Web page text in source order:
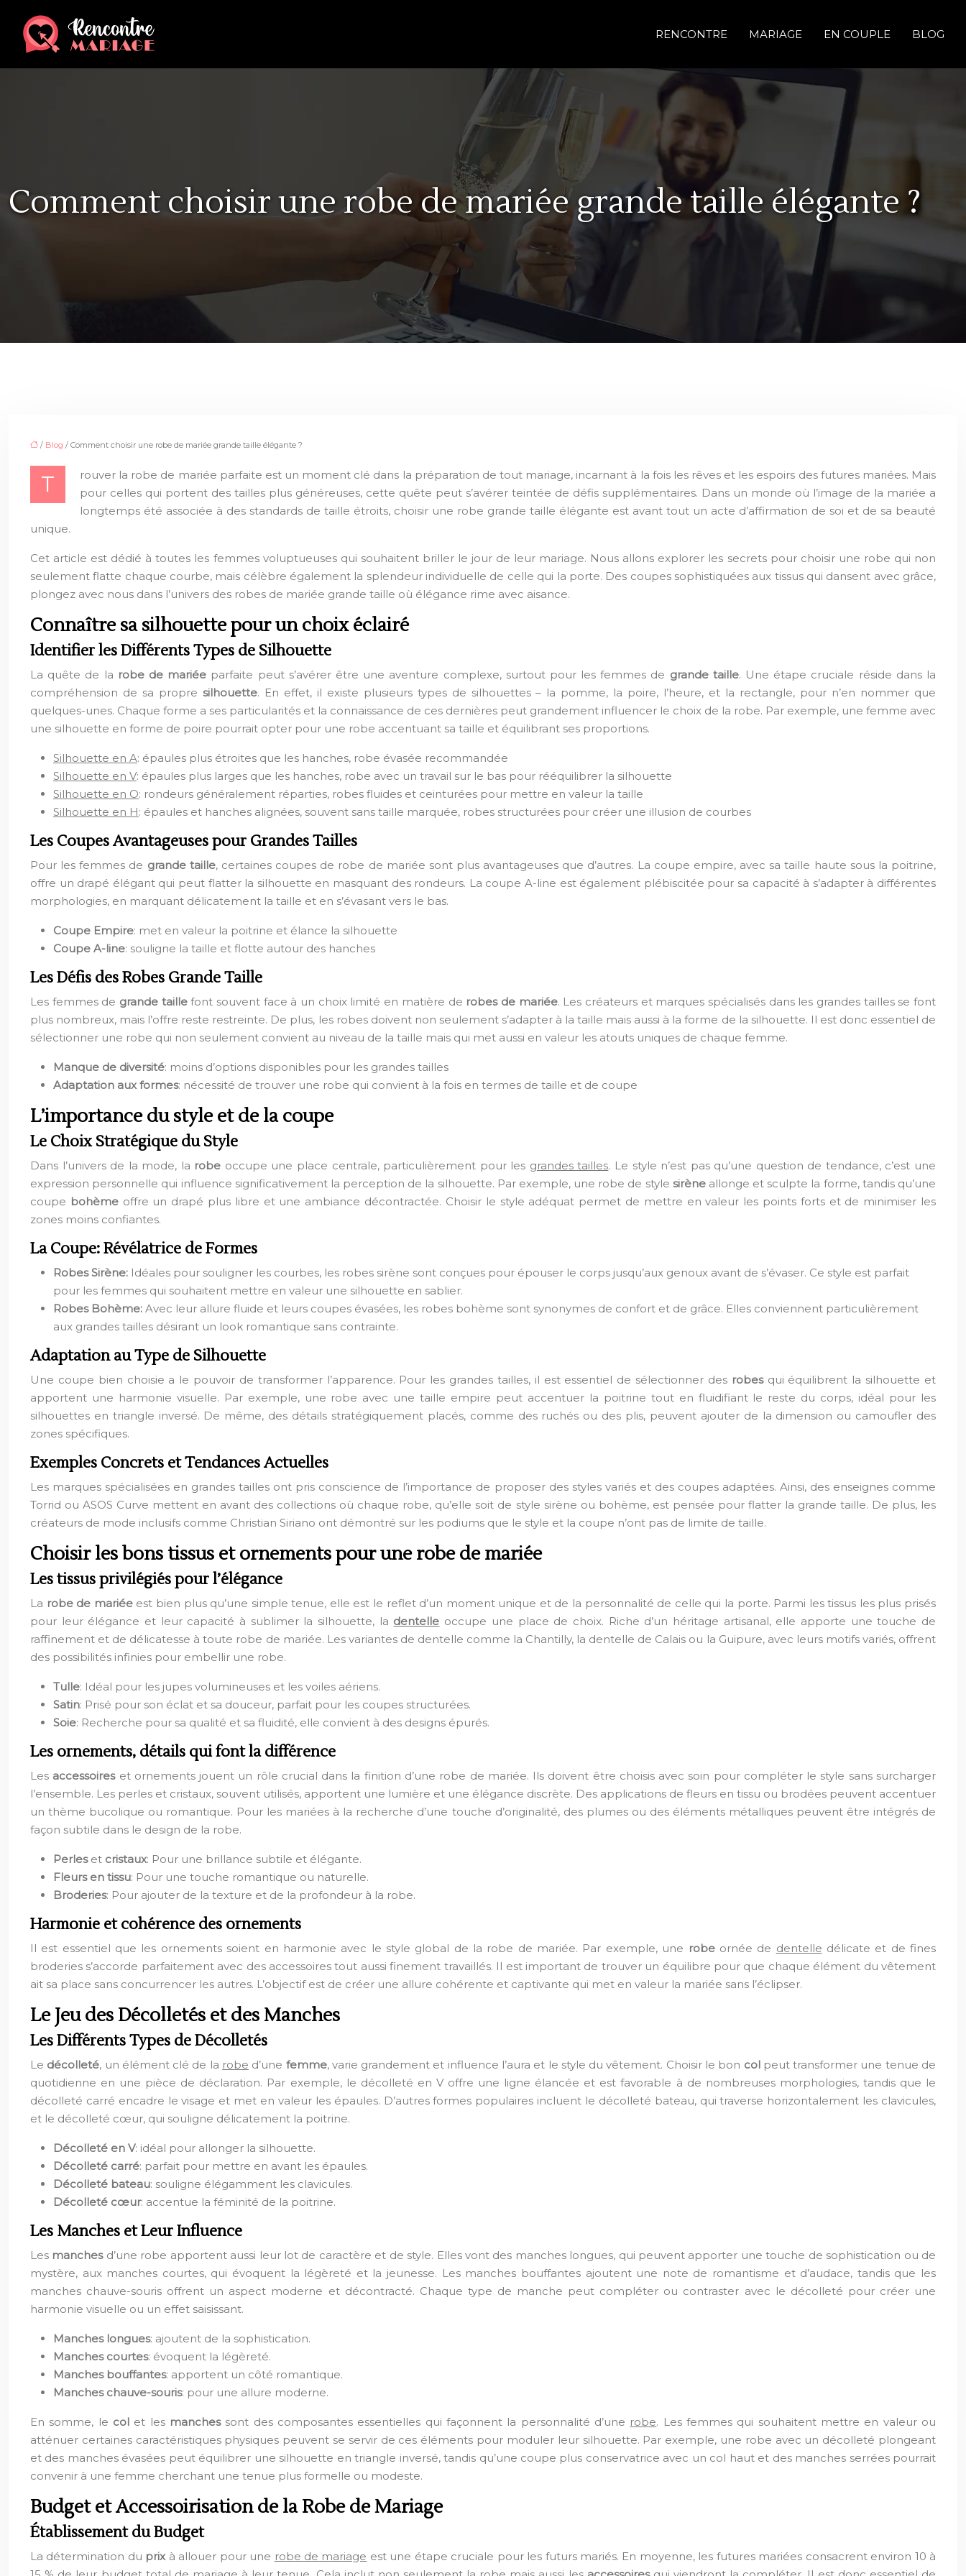
RENCONTRE MARIAGE EN COUPLE BLOG
Comment choisir une robe de mariée grande taille élégante ?
/ Blog / Comment choisir une robe de mariée grande taille élégante ?
T
rouver la robe de mariée parfaite est un moment clé dans la préparation de tout mariage, incarnant à la fois les rêves et les espoirs des futures mariées. Mais
pour celles qui portent des tailles plus généreuses, cette quête peut s’avérer teintée de défis supplémentaires. Dans un monde où l’image de la mariée a
longtemps été associée à des standards de taille étroits, choisir une robe grande taille élégante est avant tout un acte d’affirmation de soi et de sa beauté
unique.
Cet article est dédié à toutes les femmes voluptueuses qui souhaitent briller le jour de leur mariage. Nous allons explorer les secrets pour choisir une robe qui non
seulement flatte chaque courbe, mais célèbre également la splendeur individuelle de celle qui la porte. Des coupes sophistiquées aux tissus qui dansent avec grâce,
plongez avec nous dans l’univers des robes de mariée grande taille où élégance rime avec aisance.
Connaître sa silhouette pour un choix éclairé
Identifier les Différents Types de Silhouette
La quête de la robe de mariée parfaite peut s’avérer être une aventure complexe, surtout pour les femmes de grande taille. Une étape cruciale réside dans la
compréhension de sa propre silhouette. En effet, il existe plusieurs types de silhouettes – la pomme, la poire, l’heure, et la rectangle, pour n’en nommer que
quelques-unes. Chaque forme a ses particularités et la connaissance de ces dernières peut grandement influencer le choix de la robe. Par exemple, une femme avec
une silhouette en forme de poire pourrait opter pour une robe accentuant sa taille et équilibrant ses proportions.
Silhouette en A: épaules plus étroites que les hanches, robe évasée recommandée
Silhouette en V: épaules plus larges que les hanches, robe avec un travail sur le bas pour rééquilibrer la silhouette
Silhouette en O: rondeurs généralement réparties, robes fluides et ceinturées pour mettre en valeur la taille
Silhouette en H: épaules et hanches alignées, souvent sans taille marquée, robes structurées pour créer une illusion de courbes
Les Coupes Avantageuses pour Grandes Tailles
Pour les femmes de grande taille, certaines coupes de robe de mariée sont plus avantageuses que d’autres. La coupe empire, avec sa taille haute sous la poitrine,
offre un drapé élégant qui peut flatter la silhouette en masquant des rondeurs. La coupe A-line est également plébiscitée pour sa capacité à s’adapter à différentes
morphologies, en marquant délicatement la taille et en s’évasant vers le bas.
Coupe Empire: met en valeur la poitrine et élance la silhouette
Coupe A-line: souligne la taille et flotte autour des hanches
Les Défis des Robes Grande Taille
Les femmes de grande taillefont souvent face à un choix limité en matière de robes de mariée. Les créateurs et marques spécialisés dans les grandes tailles se font
plus nombreux, mais l’offre reste restreinte. De plus, les robes doivent non seulement s’adapter à la taille mais aussi à la forme de la silhouette. Il est donc essentiel de
sélectionner une robe qui non seulement convient au niveau de la taille mais qui met aussi en valeur les atouts uniques de chaque femme.
Manque de diversité: moins d’options disponibles pour les grandes tailles
Adaptation aux formes: nécessité de trouver une robe qui convient à la fois en termes de taille et de coupe
L’importance du style et de la coupe
Le Choix Stratégique du Style
Dans l’univers de la mode, la robe occupe une place centrale, particulièrement pour les grandes tailles. Le style n’est pas qu’une question de tendance, c’est une
expression personnelle qui influence significativement la perception de la silhouette. Par exemple, une robe de style sirèneallonge et sculpte la forme, tandis qu’une
coupe bohèmeoffre un drapé plus libre et une ambiance décontractée. Choisir le style adéquat permet de mettre en valeur les points forts et de minimiser les
zones moins confiantes.
La Coupe: Révélatrice de Formes
Robes Sirène: Idéales pour souligner les courbes, les robes sirène sont conçues pour épouser le corps jusqu’aux genoux avant de s’évaser. Ce style est parfait
pour les femmes qui souhaitent mettre en valeur une silhouette en sablier.
Robes Bohème: Avec leur allure fluide et leurs coupes évasées, les robes bohème sont synonymes de confort et de grâce. Elles conviennent particulièrement
aux grandes tailles désirant un look romantique sans contrainte.
Adaptation au Type de Silhouette
Une coupe bien choisie a le pouvoir de transformer l’apparence. Pour les grandes tailles, il est essentiel de sélectionner des robesqui équilibrent la silhouette et
apportent une harmonie visuelle. Par exemple, une robe avec une taille empire peut accentuer la poitrine tout en fluidifiant le reste du corps, idéal pour les
silhouettes en triangle inversé. De même, des détails stratégiquement placés, comme des ruchés ou des plis, peuvent ajouter de la dimension ou camoufler des
zones spécifiques.
Exemples Concrets et Tendances Actuelles
Les marques spécialisées en grandes tailles ont pris conscience de l’importance de proposer des styles variés et des coupes adaptées. Ainsi, des enseignes comme
Torrid ou ASOS Curve mettent en avant des collections où chaque robe, qu’elle soit de style sirène ou bohème, est pensée pour flatter la grande taille. De plus, les
créateurs de mode inclusifs comme Christian Siriano ont démontré sur les podiums que le style et la coupe n’ont pas de limite de taille.
Choisir les bons tissus et ornements pour une robe de mariée
Les tissus privilégiés pour l’élégance
La robe de mariéeest bien plus qu’une simple tenue, elle est le reflet d’un moment unique et de la personnalité de celle qui la porte. Parmi les tissus les plus prisés
pour leur élégance et leur capacité à sublimer la silhouette, la dentelle occupe une place de choix. Riche d’un héritage artisanal, elle apporte une touche de
raffinement et de délicatesse à toute robe de mariée. Les variantes de dentelle comme la Chantilly, la dentelle de Calais ou la Guipure, avec leurs motifs variés, offrent
des possibilités infinies pour embellir une robe.
Tulle: Idéal pour les jupes volumineuses et les voiles aériens.
Satin: Prisé pour son éclat et sa douceur, parfait pour les coupes structurées.
Soie: Recherche pour sa qualité et sa fluidité, elle convient à des designs épurés.
Les ornements, détails qui font la différence
Les accessoireset ornements jouent un rôle crucial dans la finition d’une robe de mariée. Ils doivent être choisis avec soin pour compléter le style sans surcharger
l’ensemble. Les perles et cristaux, souvent utilisés, apportent une lumière et une élégance discrète. Des applications de fleurs en tissu ou brodées peuvent accentuer
un thème bucolique ou romantique. Pour les mariées à la recherche d’une touche d’originalité, des plumes ou des éléments métalliques peuvent être intégrés de
façon subtile dans le design de la robe.
Perleset cristaux: Pour une brillance subtile et élégante.
Fleurs en tissu: Pour une touche romantique ou naturelle.
Broderies: Pour ajouter de la texture et de la profondeur à la robe.
Harmonie et cohérence des ornements
Il est essentiel que les ornements soient en harmonie avec le style global de la robe de mariée. Par exemple, une robeornée de dentelle délicate et de fines
broderies s’accorde parfaitement avec des accessoires tout aussi finement travaillés. Il est important de trouver un équilibre pour que chaque élément du vêtement
ait sa place sans concurrencer les autres. L’objectif est de créer une allure cohérente et captivante qui met en valeur la mariée sans l’éclipser.
Le Jeu des Décolletés et des Manches
Les Différents Types de Décolletés
Le décolleté, un élément clé de la robe d’une femme, varie grandement et influence l’aura et le style du vêtement. Choisir le bon colpeut transformer une tenue de
quotidienne en une pièce de déclaration. Par exemple, le décolleté en V offre une ligne élancée et est favorable à de nombreuses morphologies, tandis que le
décolleté carré encadre le visage et met en valeur les épaules. D’autres formes populaires incluent le décolleté bateau, qui traverse horizontalement les clavicules,
et le décolleté cœur, qui souligne délicatement la poitrine.
Décolleté en V: idéal pour allonger la silhouette.
Décolleté carré: parfait pour mettre en avant les épaules.
Décolleté bateau: souligne élégamment les clavicules.
Décolleté cœur: accentue la féminité de la poitrine.
Les Manches et Leur Influence
Les manchesd’une robe apportent aussi leur lot de caractère et de style. Elles vont des manches longues, qui peuvent apporter une touche de sophistication ou de
mystère, aux manches courtes, qui évoquent la légèreté et la jeunesse. Les manches bouffantes ajoutent une note de romantisme et d’audace, tandis que les
manches chauve-souris offrent un aspect moderne et décontracté. Chaque type de manche peut compléter ou contraster avec le décolleté pour créer une
harmonie visuelle ou un effet saisissant.
Manches longues: ajoutent de la sophistication.
Manches courtes: évoquent la légèreté.
Manches bouffantes: apportent un côté romantique.
Manches chauve-souris: pour une allure moderne.
En somme, le col et les manchessont des composantes essentielles qui façonnent la personnalité d’une robe. Les femmes qui souhaitent mettre en valeur ou
atténuer certaines caractéristiques physiques peuvent se servir de ces éléments pour moduler leur silhouette. Par exemple, une robe avec un décolleté plongeant
et des manches évasées peut équilibrer une silhouette en triangle inversé, tandis qu’une coupe plus conservatrice avec un col haut et des manches serrées pourrait
convenir à une femme cherchant une tenue plus formelle ou modeste.
Budget et Accessoirisation de la Robe de Mariage
Établissement du Budget
La détermination du prixà allouer pour une robe de mariage est une étape cruciale pour les futurs mariés. En moyenne, les futures mariées consacrent environ 10 à